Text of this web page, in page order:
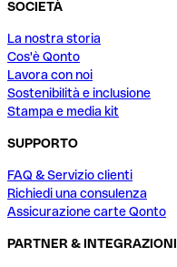
SOCIETÀ
La nostra storia
Cos'è Qonto
Lavora con noi
Sostenibilità e inclusione
Stampa e media kit
SUPPORTO
FAQ & Servizio clienti
Richiedi una consulenza
Assicurazione carte Qonto
PARTNER & INTEGRAZIONI